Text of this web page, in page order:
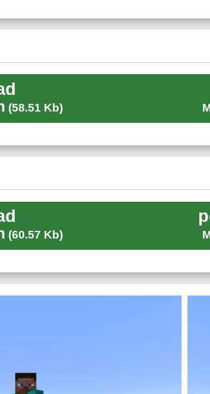
души, крафтерам будет необходимо
и большие прыжки;
ПЕ геймеры примерят перчатку
(58.51 Kb)
(60.57 Kb)